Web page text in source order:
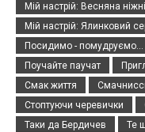
Мій настрій: Весняна
Мій настрій: Ялинковий
Посидимо - помудруємо...
Поучайте паучат
Смак життя
Стоптуючи черевички
Таки да Бердичев
Те